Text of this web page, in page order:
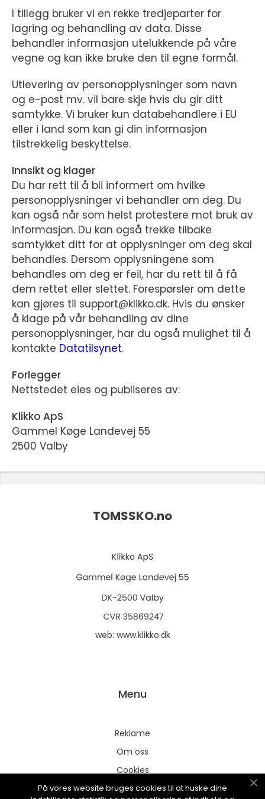
I tillegg bruker vi en rekke tredjeparter for
lagring og behandling av data. Disse
behandler informasjon utelukkende på våre
vegne og kan ikke bruke den til egne formål.
Utlevering av personopplysninger som navn
og e-post mv. vil bare skje hvis du gir ditt
samtykke. Vi bruker kun databehandlere i EU
eller i land som kan gi din informasjon
tilstrekkelig beskyttelse.
Innsikt og klager
Du har rett til å bli informert om hvilke
personopplysninger vi behandler om deg. Du
kan også når som helst protestere mot bruk av
informasjon. Du kan også trekke tilbake
samtykket ditt for at opplysninger om deg skal
behandles. Dersom opplysningene som
behandles om deg er feil, har du rett til å få
dem rettet eller slettet. Forespørsler om dette
kan gjøres til support@klikko.dk. Hvis du ønsker
å klage på vår behandling av dine
personopplysninger, har du også mulighet til å
kontakte Datatilsynet.
Forlegger
Nettstedet eies og publiseres av:
Klikko ApS
Gammel Køge Landevej 55
2500 Valby
TOMSSKO.no
web: www.klikko.dk
Menu
Reklame
Om oss
Cookies
Kontakt Oss
På vores website bruges cookies til at huske dine